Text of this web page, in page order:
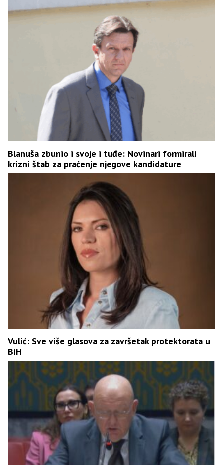
Blanuša zbunio i svoje i tuđe: Novinari formirali
krizni štab za praćenje njegove kandidature
Vulić: Sve više glasova za završetak protektorata u
BiH